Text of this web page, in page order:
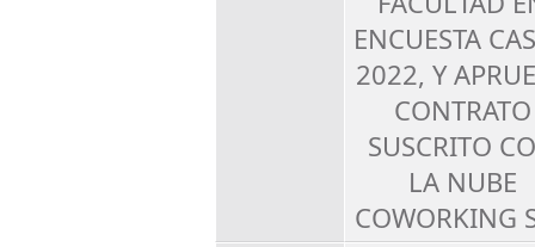
ENCUESTA
2022, Y
CONTRATO
SUSCRITO
LA NUBE
COWORKING